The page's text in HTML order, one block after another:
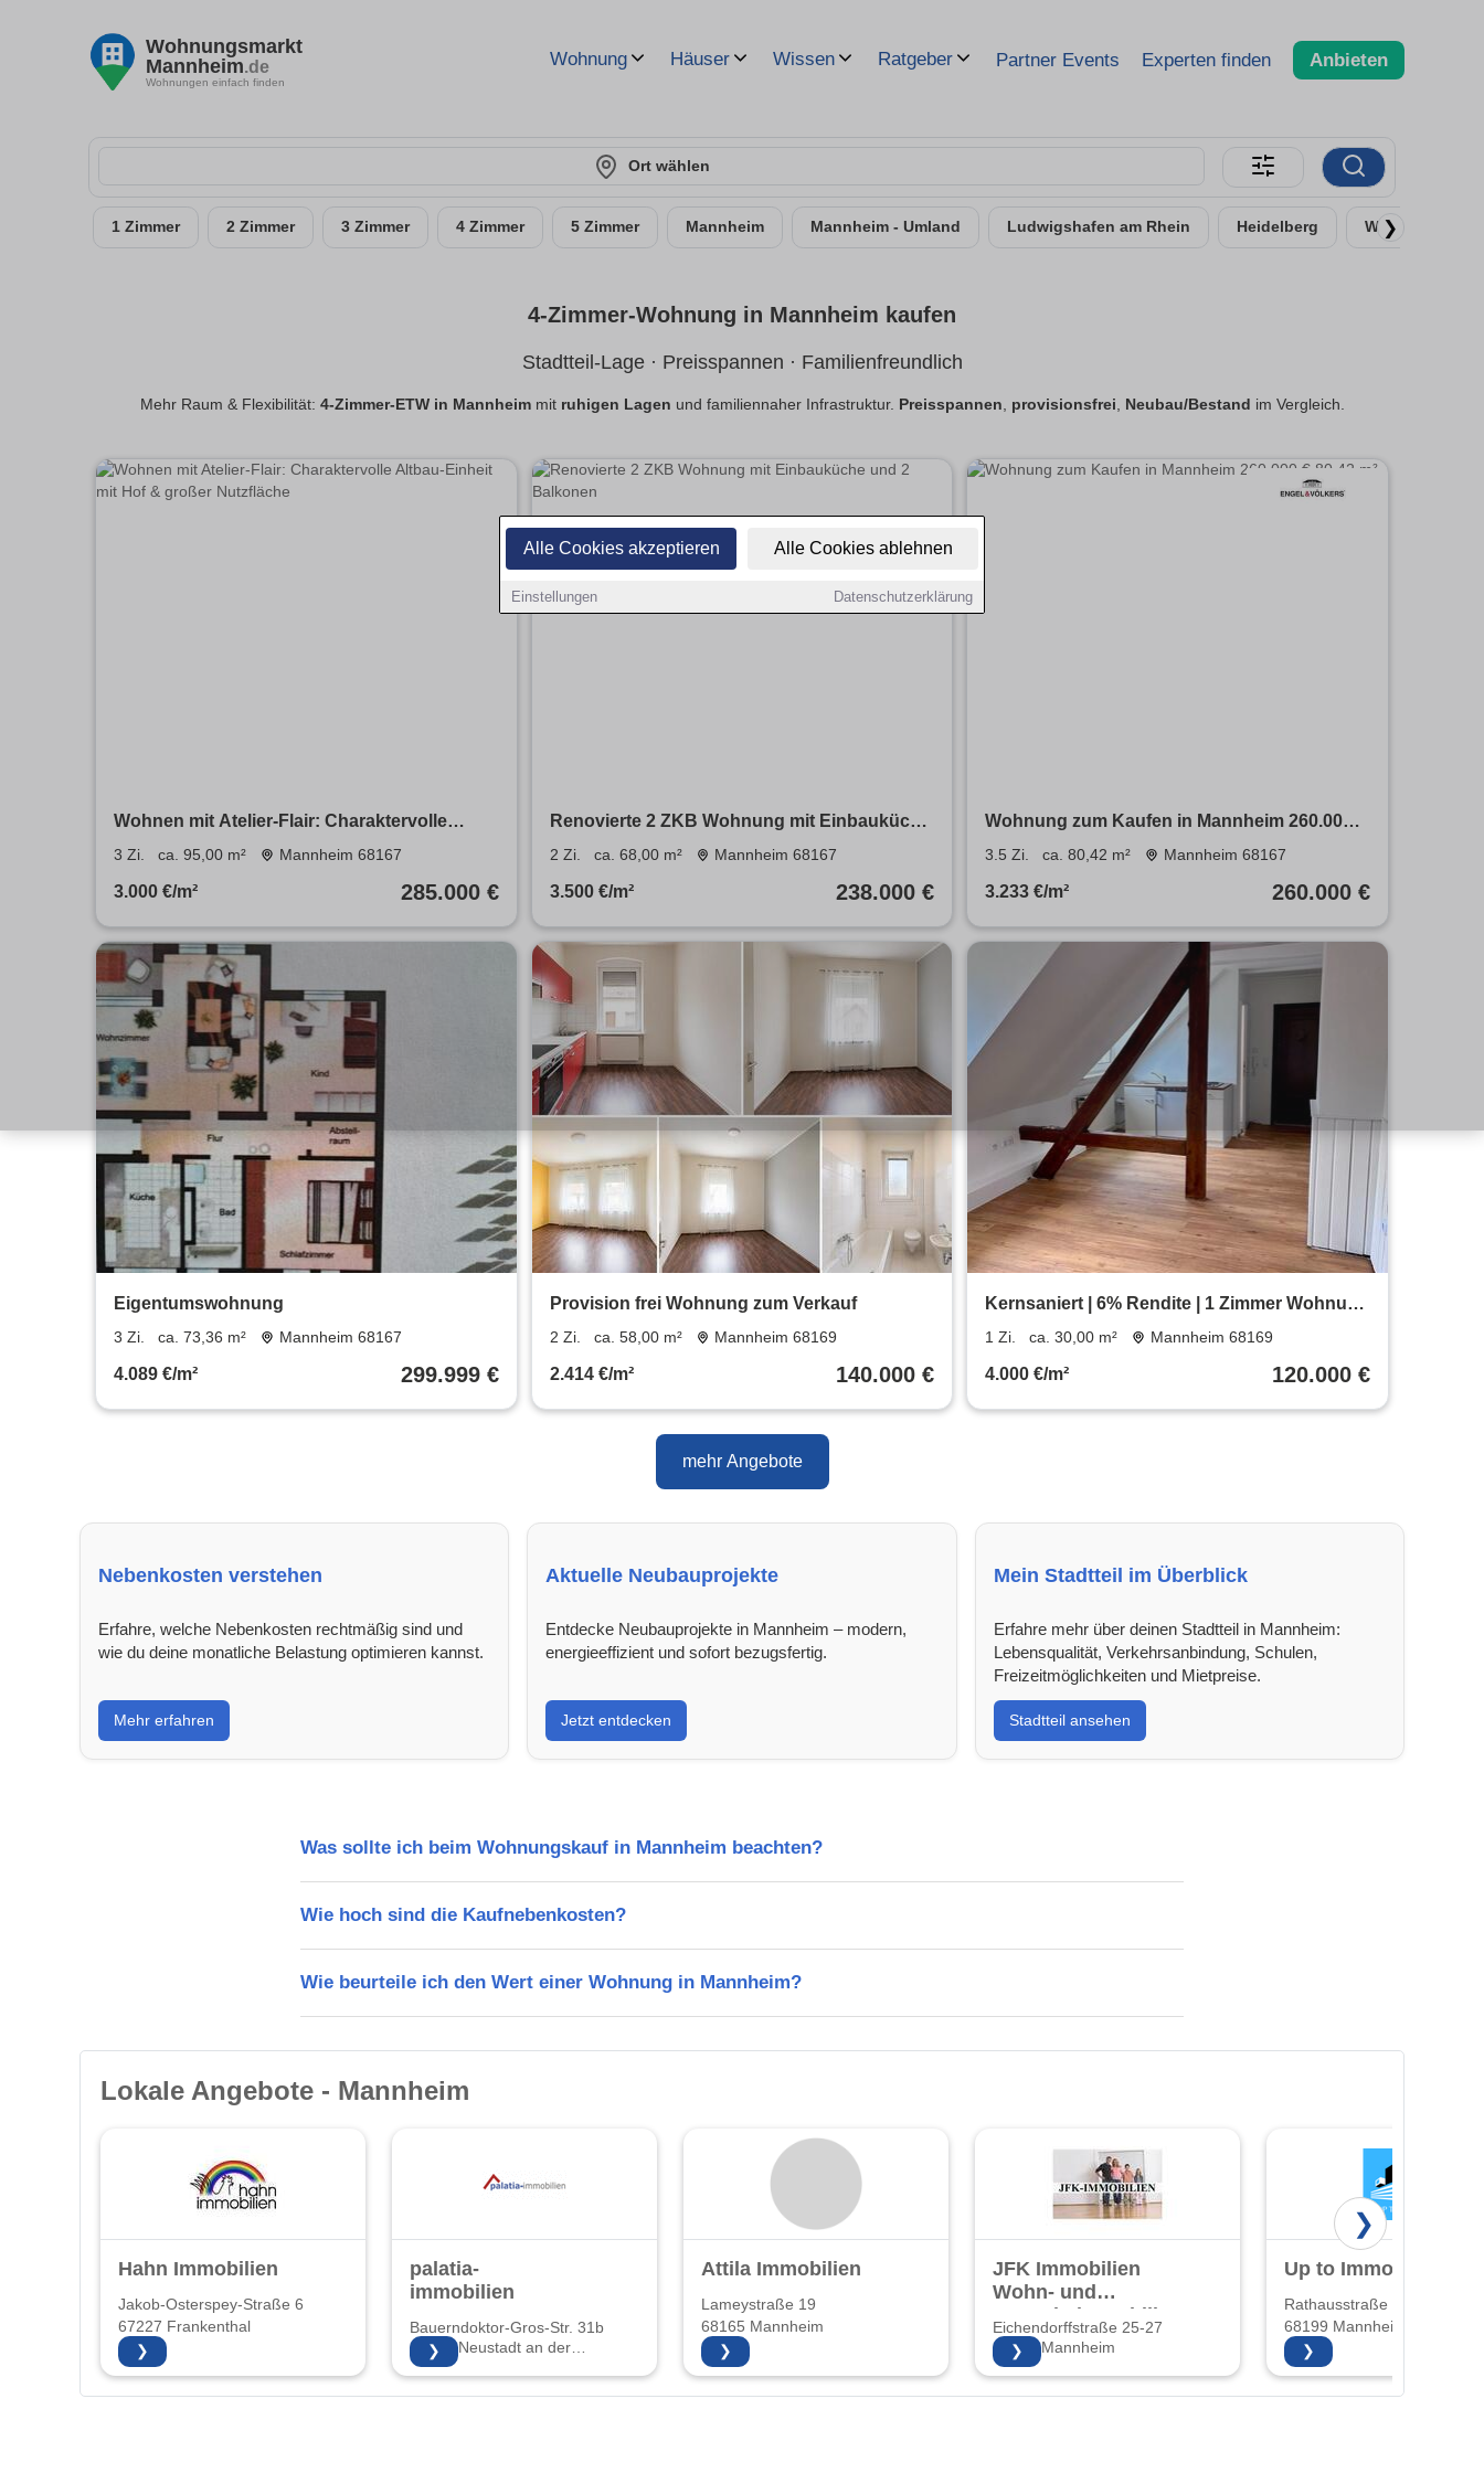
Alle Cookies akzeptieren Alle Cookies ablehnen
Einstellungen Datenschutzerklärung
Wohnungsmarkt
Mannheim.de
Wohnungen einfach finden
Wohnung Häuser Wissen Ratgeber Partner Events Experten finden Anbieten
Ort wählen
1 Zimmer 2 Zimmer 3 Zimmer 4 Zimmer 5 Zimmer Mannheim Mannheim - Umland Ludwigshafen am Rhein Heidelberg Worms
❯
4-Zimmer-Wohnung in Mannheim kaufen
Stadtteil-Lage · Preisspannen · Familienfreundlich
Mehr Raum & Flexibilität: 4-Zimmer-ETW in Mannheimmit ruhigen Lagen und familiennaher Infrastruktur. Preisspannen, provisionsfrei, Neubau/Bestand im Vergleich.
Wohnen mit Atelier-Flair: Charaktervolle
Altbau-Einheit mit Hof & großer Nutzfläche
3 Zi. ca. 95,00 m² Mannheim 68167
3.000 €/m² 285.000 €
Renovierte 2 ZKB Wohnung mit Einbauküche
und 2 Balkonen
2 Zi. ca. 68,00 m² Mannheim 68167
3.500 €/m² 238.000 €
Wohnung zum Kaufen in Mannheim 260.000 €
80.42 m²
3.5 Zi. ca. 80,42 m² Mannheim 68167
3.233 €/m² 260.000 €
Eigentumswohnung
3 Zi. ca. 73,36 m² Mannheim 68167
4.089 €/m² 299.999 €
Provision frei Wohnung zum Verkauf
2 Zi. ca. 58,00 m² Mannheim 68169
2.414 €/m² 140.000 €
Kernsaniert | 6% Rendite | 1 Zimmer Wohnung
Neckarstadt Mannheim
1 Zi. ca. 30,00 m² Mannheim 68169
4.000 €/m² 120.000 €
mehr Angebote
Nebenkosten verstehen
Erfahre, welche Nebenkosten rechtmäßig sind und
wie du deine monatliche Belastung optimieren kannst.
Mehr erfahren
Aktuelle Neubauprojekte
Entdecke Neubauprojekte in Mannheim – modern,
energieeffizient und sofort bezugsfertig.
Jetzt entdecken
Mein Stadtteil im Überblick
Erfahre mehr über deinen Stadtteil in Mannheim:
Lebensqualität, Verkehrsanbindung, Schulen,
Freizeitmöglichkeiten und Mietpreise.
Stadtteil ansehen
Was sollte ich beim Wohnungskauf in Mannheim beachten?
Wie hoch sind die Kaufnebenkosten?
Wie beurteile ich den Wert einer Wohnung in Mannheim?
Lokale Angebote - Mannheim
Hahn Immobilien
Jakob-Osterspey-Straße 6
67227 Frankenthal
❯
palatia-
immobilien
Bauerndoktor-Gros-Str. 31b
67435 Neustadt an der
Weinstraße
❯
Attila Immobilien
Lameystraße 19
68165 Mannheim
❯
JFK Immobilien
Wohn- und
Gewerbeimmobilien
und
Hausverwaltung
Eichendorffstraße 25-27
68167 Mannheim
❯
Up to Immobilien
Rathausstraße 22
68199 Mannheim
❯
❯